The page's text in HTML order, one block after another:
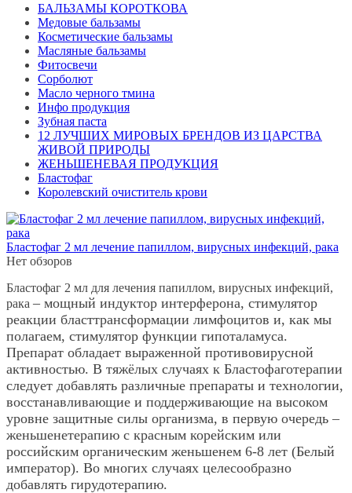
БАЛЬЗАМЫ КОРОТКОВА
Медовые бальзамы
Косметические бальзамы
Масляные бальзамы
Фитосвечи
Сорболют
Масло черного тмина
Инфо продукция
Зубная паста
12 ЛУЧШИХ МИРОВЫХ БРЕНДОВ ИЗ ЦАРСТВА
ЖИВОЙ ПРИРОДЫ
ЖЕНЬШЕНЕВАЯ ПРОДУКЦИЯ
Бластофаг
Королевский очиститель крови
Бластофаг 2 мл лечение папиллом, вирусных инфекций, рака
Нет обзоров
Бластофаг 2 мл для лечения папиллом, вирусных инфекций,
рака – мощный индуктор интерферона, стимулятор
реакции бласттрансформации лимфоцитов и, как мы
полагаем, стимулятор функции гипоталамуса.
Препарат обладает выраженной противовирусной
активностью. В тяжёлых случаях к Бластофаготерапии
следует добавлять различные препараты и технологии,
восстанавливающие и поддерживающие на высоком
уровне защитные силы организма, в первую очередь –
женьшенетерапию с красным корейским или
российским органическим женьшенем 6-8 лет (Белый
император). Во многих случаях целесообразно
добавлять гирудотерапию.